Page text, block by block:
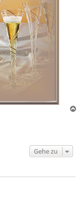
Gehe zu